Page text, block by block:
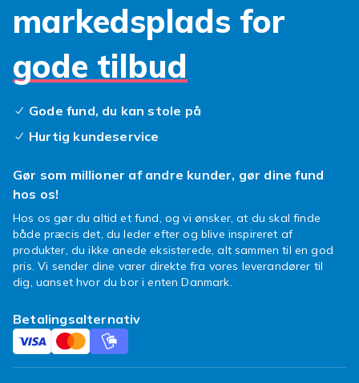
fleksible og giver god stødabsorbering. Pung-
etuier med kortholder kombinerer beskyttelse
Skærmbeskyttelse til Meizu
Beskyt Meizus display med en
skærmbeskyttelse af hærdet glas. Hærdet
mod ridser og revner. Tjek kompatibiliteten
med din specifikke Meizu-model.
Opladere og kabler til Meizu
Meizu-telefoner bruger USB-C til opladning.
Vælg en kompatibel hurtigoplader og USB-C-
de fleste moderne modeller. En ekstra
vægadapter eller powerbank sikrer, at din
Meizu altid er opladet.
markedsplads for
gode tilbud
Gode fund, du kan stole på
Hurtig kundeservice
Gør som millioner af andre kunder, gør dine fund
hos os!
Hos os gør du altid et fund, og vi ønsker, at du skal finde
både præcis det, du leder efter og blive inspireret af
produkter, du ikke anede eksisterede, alt sammen til en god
pris. Vi sender dine varer direkte fra vores leverandører til
dig, uanset hvor du bor i enten Danmark.
Betalingsalternativ